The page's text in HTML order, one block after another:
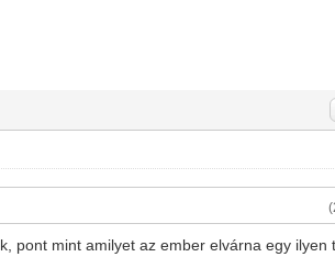
pont mint amilyet az ember elvárna egy